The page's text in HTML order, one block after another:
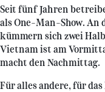
Seit fünf Jahren
als One-Man-Show. An
kümmern sich zwei
Vietnam ist am
macht den Nachmittag.
Für alles andere, für